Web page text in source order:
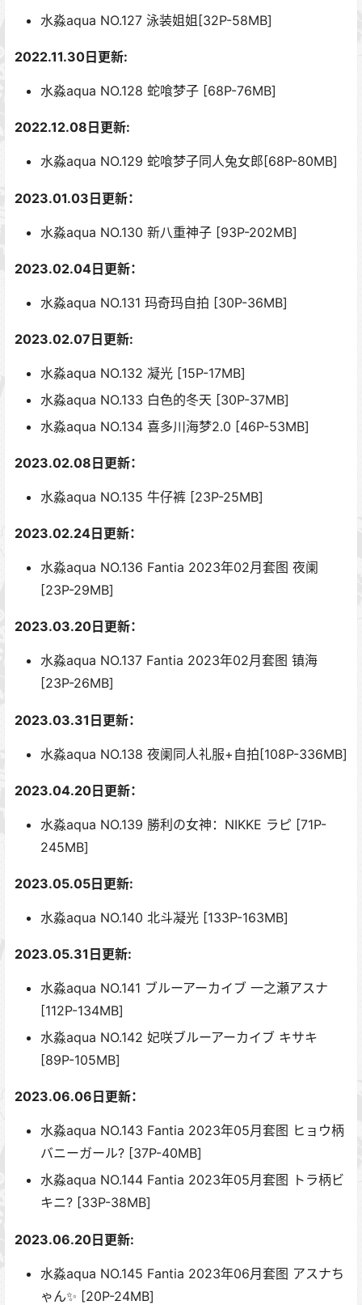
水淼aqua NO.127 泳装姐姐[32P-58MB]
2022.11.30日更新:
水淼aqua NO.128 蛇喰梦子 [68P-76MB]
2022.12.08日更新:
水淼aqua NO.129 蛇喰梦子同人兔女郎[68P-80MB]
2023.01.03日更新：
水淼aqua NO.130 新八重神子 [93P-202MB]
2023.02.04日更新：
水淼aqua NO.131 玛奇玛自拍 [30P-36MB]
2023.02.07日更新:
水淼aqua NO.132 凝光 [15P-17MB]
水淼aqua NO.133 白色的冬天 [30P-37MB]
水淼aqua NO.134 喜多川海梦2.0 [46P-53MB]
2023.02.08日更新：
水淼aqua NO.135 牛仔裤 [23P-25MB]
2023.02.24日更新：
水淼aqua NO.136 Fantia 2023年02月套图 夜阑
[23P-29MB]
2023.03.20日更新：
水淼aqua NO.137 Fantia 2023年02月套图 镇海
[23P-26MB]
2023.03.31日更新：
水淼aqua NO.138 夜阑同人礼服+自拍[108P-336MB]
2023.04.20日更新：
水淼aqua NO.139 勝利の女神：NIKKE ラピ [71P-
245MB]
2023.05.05日更新:
水淼aqua NO.140 北斗凝光 [133P-163MB]
2023.05.31日更新:
水淼aqua NO.141 ブルーアーカイブ 一之瀬アスナ
[112P-134MB]
水淼aqua NO.142 妃咲ブルーアーカイブ キサキ
[89P-105MB]
2023.06.06日更新：
水淼aqua NO.143 Fantia 2023年05月套图 ヒョウ柄
バニーガール? [37P-40MB]
水淼aqua NO.144 Fantia 2023年05月套图 トラ柄ビ
キニ? [33P-38MB]
2023.06.20日更新:
水淼aqua NO.145 Fantia 2023年06月套图 アスナち
ゃん✨ [20P-24MB]